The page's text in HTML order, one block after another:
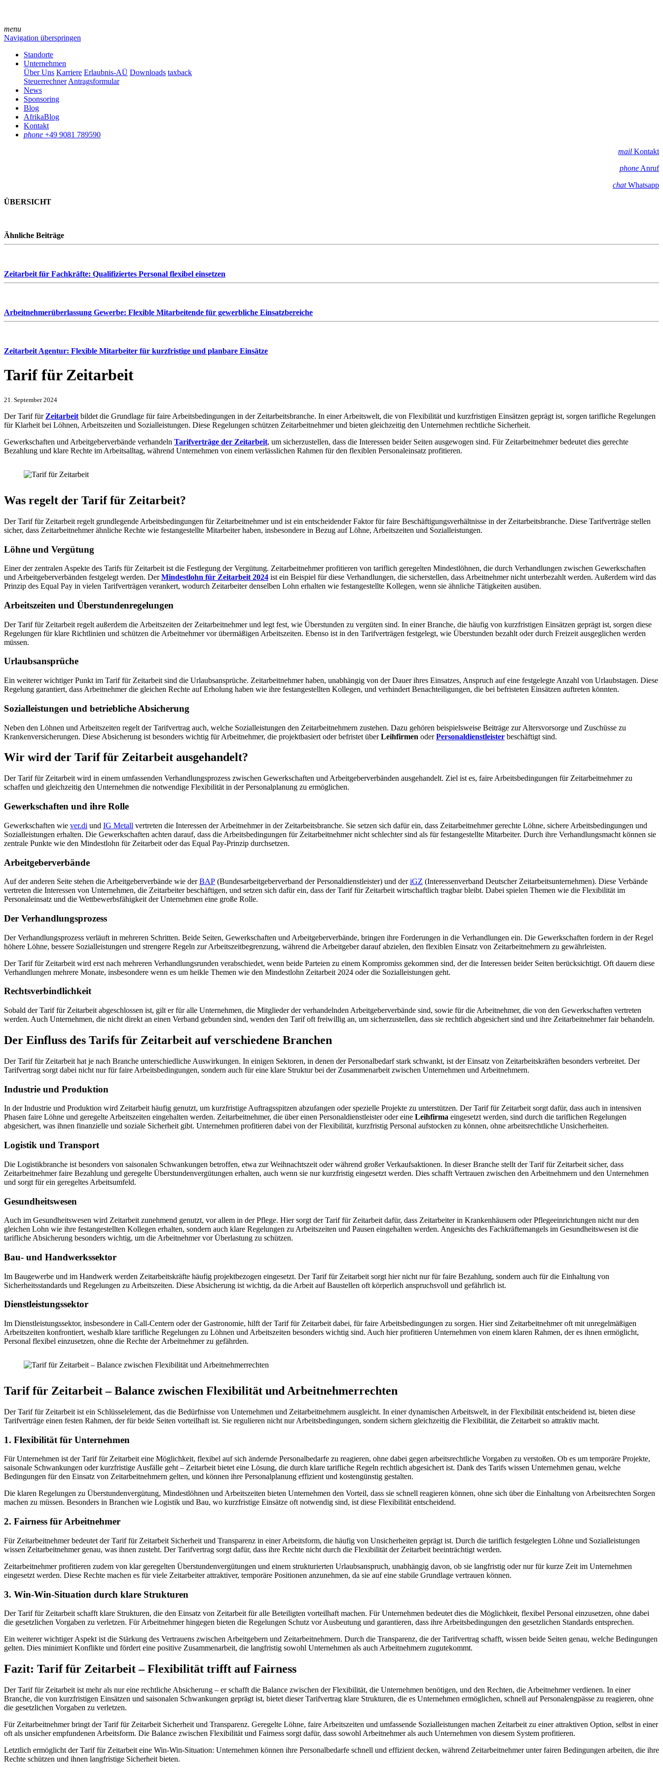
menu
Navigation überspringen
Standorte
Unternehmen
Über Uns Karriere Erlaubnis-AÜ Downloads taxback
Steuerrechner Antragsformular
News
Sponsoring
Blog
AfrikaBlog
Kontakt
phone +49 9081 789590
mail Kontakt
phone Anruf
chatWhatsapp
ÜBERSICHT
Ähnliche Beiträge
Zeitarbeit für Fachkräfte: Qualifiziertes Personal flexibel einsetzen
Arbeitnehmerüberlassung Gewerbe: Flexible Mitarbeitende für gewerbliche Einsatzbereiche
Zeitarbeit Agentur: Flexible Mitarbeiter für kurzfristige und planbare Einsätze
Tarif für Zeitarbeit
21. September 2024
Der Tarif für Zeitarbeit bildet die Grundlage für faire Arbeitsbedingungen in der Zeitarbeitsbranche. In einer Arbeitswelt, die von Flexibilität und kurzfristigen Einsätzen geprägt ist, sorgen tarifliche Regelungen
für Klarheit bei Löhnen, Arbeitszeiten und Sozialleistungen. Diese Regelungen schützen Zeitarbeitnehmer und bieten gleichzeitig den Unternehmen rechtliche Sicherheit.
Gewerkschaften und Arbeitgeberverbände verhandeln Tarifverträge der Zeitarbeit, um sicherzustellen, dass die Interessen beider Seiten ausgewogen sind. Für Zeitarbeitnehmer bedeutet dies gerechte
Bezahlung und klare Rechte im Arbeitsalltag, während Unternehmen von einem verlässlichen Rahmen für den flexiblen Personaleinsatz profitieren.
Was regelt der Tarif für Zeitarbeit?
Der Tarif für Zeitarbeit regelt grundlegende Arbeitsbedingungen für Zeitarbeitnehmer und ist ein entscheidender Faktor für faire Beschäftigungsverhältnisse in der Zeitarbeitsbranche. Diese Tarifverträge stellen
sicher, dass Zeitarbeitnehmer ähnliche Rechte wie festangestellte Mitarbeiter haben, insbesondere in Bezug auf Löhne, Arbeitszeiten und Sozialleistungen.
Löhne und Vergütung
Einer der zentralen Aspekte des Tarifs für Zeitarbeit ist die Festlegung der Vergütung. Zeitarbeitnehmer profitieren von tariflich geregelten Mindestlöhnen, die durch Verhandlungen zwischen Gewerkschaften
und Arbeitgeberverbänden festgelegt werden. DerMindestlohn für Zeitarbeit 2024 ist ein Beispiel für diese Verhandlungen, die sicherstellen, dass Arbeitnehmer nicht unterbezahlt werden. Außerdem wird das
Prinzip des Equal Pay in vielen Tarifverträgen verankert, wodurch Zeitarbeiter denselben Lohn erhalten wie festangestellte Kollegen, wenn sie ähnliche Tätigkeiten ausüben.
Arbeitszeiten und Überstundenregelungen
Der Tarif für Zeitarbeit regelt außerdem die Arbeitszeiten der Zeitarbeitnehmer und legt fest, wie Überstunden zu vergüten sind. In einer Branche, die häufig von kurzfristigen Einsätzen geprägt ist, sorgen diese
Regelungen für klare Richtlinien und schützen die Arbeitnehmer vor übermäßigen Arbeitszeiten. Ebenso ist in den Tarifverträgen festgelegt, wie Überstunden bezahlt oder durch Freizeit ausgeglichen werden
müssen.
Urlaubsansprüche
Ein weiterer wichtiger Punkt im Tarif für Zeitarbeit sind die Urlaubsansprüche. Zeitarbeitnehmer haben, unabhängig von der Dauer ihres Einsatzes, Anspruch auf eine festgelegte Anzahl von Urlaubstagen. Diese
Regelung garantiert, dass Arbeitnehmer die gleichen Rechte auf Erholung haben wie ihre festangestellten Kollegen, und verhindert Benachteiligungen, die bei befristeten Einsätzen auftreten könnten.
Sozialleistungen und betriebliche Absicherung
Neben den Löhnen und Arbeitszeiten regelt der Tarifvertrag auch, welche Sozialleistungen den Zeitarbeitnehmern zustehen. Dazu gehören beispielsweise Beiträge zur Altersvorsorge und Zuschüsse zu
Krankenversicherungen. Diese Absicherung ist besonders wichtig für Arbeitnehmer, die projektbasiert oder befristet überLeihfirmen oderPersonaldienstleister beschäftigt sind.
Wir wird der Tarif für Zeitarbeit ausgehandelt?
Der Tarif für Zeitarbeit wird in einem umfassenden Verhandlungsprozess zwischen Gewerkschaften und Arbeitgeberverbänden ausgehandelt. Ziel ist es, faire Arbeitsbedingungen für Zeitarbeitnehmer zu
schaffen und gleichzeitig den Unternehmen die notwendige Flexibilität in der Personalplanung zu ermöglichen.
Gewerkschaften und ihre Rolle
Gewerkschaften wie ver.di und IG Metall vertreten die Interessen der Arbeitnehmer in der Zeitarbeitsbranche. Sie setzen sich dafür ein, dass Zeitarbeitnehmer gerechte Löhne, sichere Arbeitsbedingungen und
Sozialleistungen erhalten. Die Gewerkschaften achten darauf, dass die Arbeitsbedingungen für Zeitarbeitnehmer nicht schlechter sind als für festangestellte Mitarbeiter. Durch ihre Verhandlungsmacht können sie
zentrale Punkte wie den Mindestlohn für Zeitarbeit oder das Equal Pay-Prinzip durchsetzen.
Arbeitgeberverbände
Auf der anderen Seite stehen die Arbeitgeberverbände wie derBAP (Bundesarbeitgeberverband der Personaldienstleister) und deriGZ (Interessenverband Deutscher Zeitarbeitsunternehmen). Diese Verbände
vertreten die Interessen von Unternehmen, die Zeitarbeiter beschäftigen, und setzen sich dafür ein, dass der Tarif für Zeitarbeit wirtschaftlich tragbar bleibt. Dabei spielen Themen wie die Flexibilität im
Personaleinsatz und die Wettbewerbsfähigkeit der Unternehmen eine große Rolle.
Der Verhandlungsprozess
Der Verhandlungsprozess verläuft in mehreren Schritten. Beide Seiten, Gewerkschaften und Arbeitgeberverbände, bringen ihre Forderungen in die Verhandlungen ein. Die Gewerkschaften fordern in der Regel
höhere Löhne, bessere Sozialleistungen und strengere Regeln zur Arbeitszeitbegrenzung, während die Arbeitgeber darauf abzielen, den flexiblen Einsatz von Zeitarbeitnehmern zu gewährleisten.
Der Tarif für Zeitarbeit wird erst nach mehreren Verhandlungsrunden verabschiedet, wenn beide Parteien zu einem Kompromiss gekommen sind, der die Interessen beider Seiten berücksichtigt. Oft dauern diese
Verhandlungen mehrere Monate, insbesondere wenn es um heikle Themen wie den Mindestlohn Zeitarbeit 2024 oder die Sozialleistungen geht.
Rechtsverbindlichkeit
Sobald der Tarif für Zeitarbeit abgeschlossen ist, gilt er für alle Unternehmen, die Mitglieder der verhandelnden Arbeitgeberverbände sind, sowie für die Arbeitnehmer, die von den Gewerkschaften vertreten
werden. Auch Unternehmen, die nicht direkt an einen Verband gebunden sind, wenden den Tarif oft freiwillig an, um sicherzustellen, dass sie rechtlich abgesichert sind und ihre Zeitarbeitnehmer fair behandeln.
Der Einfluss des Tarifs für Zeitarbeit auf verschiedene Branchen
Der Tarif für Zeitarbeit hat je nach Branche unterschiedliche Auswirkungen. In einigen Sektoren, in denen der Personalbedarf stark schwankt, ist der Einsatz von Zeitarbeitskräften besonders verbreitet. Der
Tarifvertrag sorgt dabei nicht nur für faire Arbeitsbedingungen, sondern auch für eine klare Struktur bei der Zusammenarbeit zwischen Unternehmen und Arbeitnehmern.
Industrie und Produktion
In der Industrie und Produktion wird Zeitarbeit häufig genutzt, um kurzfristige Auftragsspitzen abzufangen oder spezielle Projekte zu unterstützen. Der Tarif für Zeitarbeit sorgt dafür, dass auch in intensiven
Phasen faire Löhne und geregelte Arbeitszeiten eingehalten werden. Zeitarbeitnehmer, die über einen Personaldienstleister oder eine Leihfirma eingesetzt werden, sind durch die tariflichen Regelungen
abgesichert, was ihnen finanzielle und soziale Sicherheit gibt. Unternehmen profitieren dabei von der Flexibilität, kurzfristig Personal aufstocken zu können, ohne arbeitsrechtliche Unsicherheiten.
Logistik und Transport
Die Logistikbranche ist besonders von saisonalen Schwankungen betroffen, etwa zur Weihnachtszeit oder während großer Verkaufsaktionen. In dieser Branche stellt der Tarif für Zeitarbeit sicher, dass
Zeitarbeitnehmer faire Bezahlung und geregelte Überstundenvergütungen erhalten, auch wenn sie nur kurzfristig eingesetzt werden. Dies schafft Vertrauen zwischen den Arbeitnehmern und den Unternehmen
und sorgt für ein geregeltes Arbeitsumfeld.
Gesundheitswesen
Auch im Gesundheitswesen wird Zeitarbeit zunehmend genutzt, vor allem in der Pflege. Hier sorgt der Tarif für Zeitarbeit dafür, dass Zeitarbeiter in Krankenhäusern oder Pflegeeinrichtungen nicht nur den
gleichen Lohn wie ihre festangestellten Kollegen erhalten, sondern auch klare Regelungen zu Arbeitszeiten und Pausen eingehalten werden. Angesichts des Fachkräftemangels im Gesundheitswesen ist die
tarifliche Absicherung besonders wichtig, um die Arbeitnehmer vor Überlastung zu schützen.
Bau- und Handwerkssektor
Im Baugewerbe und im Handwerk werden Zeitarbeitskräfte häufig projektbezogen eingesetzt. Der Tarif für Zeitarbeit sorgt hier nicht nur für faire Bezahlung, sondern auch für die Einhaltung von
Sicherheitsstandards und Regelungen zu Arbeitszeiten. Diese Absicherung ist wichtig, da die Arbeit auf Baustellen oft körperlich anspruchsvoll und gefährlich ist.
Dienstleistungssektor
Im Dienstleistungssektor, insbesondere in Call-Centern oder der Gastronomie, hilft der Tarif für Zeitarbeit dabei, für faire Arbeitsbedingungen zu sorgen. Hier sind Zeitarbeitnehmer oft mit unregelmäßigen
Arbeitszeiten konfrontiert, weshalb klare tarifliche Regelungen zu Löhnen und Arbeitszeiten besonders wichtig sind. Auch hier profitieren Unternehmen von einem klaren Rahmen, der es ihnen ermöglicht,
Personal flexibel einzusetzen, ohne die Rechte der Arbeitnehmer zu gefährden.
Tarif für Zeitarbeit – Balance zwischen Flexibilität und Arbeitnehmerrechten
Der Tarif für Zeitarbeit ist ein Schlüsselelement, das die Bedürfnisse von Unternehmen und Zeitarbeitnehmern ausgleicht. In einer dynamischen Arbeitswelt, in der Flexibilität entscheidend ist, bieten diese
Tarifverträge einen festen Rahmen, der für beide Seiten vorteilhaft ist. Sie regulieren nicht nur Arbeitsbedingungen, sondern sichern gleichzeitig die Flexibilität, die Zeitarbeit so attraktiv macht.
1. Flexibilität für Unternehmen
Für Unternehmen ist der Tarif für Zeitarbeit eine Möglichkeit, flexibel auf sich ändernde Personalbedarfe zu reagieren, ohne dabei gegen arbeitsrechtliche Vorgaben zu verstoßen. Ob es um temporäre Projekte,
saisonale Schwankungen oder kurzfristige Ausfälle geht – Zeitarbeit bietet eine Lösung, die durch klare tarifliche Regeln rechtlich abgesichert ist. Dank des Tarifs wissen Unternehmen genau, welche
Bedingungen für den Einsatz von Zeitarbeitnehmern gelten, und können ihre Personalplanung effizient und kostengünstig gestalten.
Die klaren Regelungen zu Überstundenvergütung, Mindestlöhnen und Arbeitszeiten bieten Unternehmen den Vorteil, dass sie schnell reagieren können, ohne sich über die Einhaltung von Arbeitsrechten Sorgen
machen zu müssen. Besonders in Branchen wie Logistik und Bau, wo kurzfristige Einsätze oft notwendig sind, ist diese Flexibilität entscheidend.
2. Fairness für Arbeitnehmer
Für Zeitarbeitnehmer bedeutet der Tarif für Zeitarbeit Sicherheit und Transparenz in einer Arbeitsform, die häufig von Unsicherheiten geprägt ist. Durch die tariflich festgelegten Löhne und Sozialleistungen
wissen Zeitarbeitnehmer genau, was ihnen zusteht. Der Tarifvertrag sorgt dafür, dass ihre Rechte nicht durch die Flexibilität der Zeitarbeit beeinträchtigt werden.
Zeitarbeitnehmer profitieren zudem von klar geregelten Überstundenvergütungen und einem strukturierten Urlaubsanspruch, unabhängig davon, ob sie langfristig oder nur für kurze Zeit im Unternehmen
eingesetzt werden. Diese Rechte machen es für viele Zeitarbeiter attraktiver, temporäre Positionen anzunehmen, da sie auf eine stabile Grundlage vertrauen können.
3. Win-Win-Situation durch klare Strukturen
Der Tarif für Zeitarbeit schafft klare Strukturen, die den Einsatz von Zeitarbeit für alle Beteiligten vorteilhaft machen. Für Unternehmen bedeutet dies die Möglichkeit, flexibel Personal einzusetzen, ohne dabei
die gesetzlichen Vorgaben zu verletzen. Für Arbeitnehmer hingegen bieten die Regelungen Schutz vor Ausbeutung und garantieren, dass ihre Arbeitsbedingungen den gesetzlichen Standards entsprechen.
Ein weiterer wichtiger Aspekt ist die Stärkung des Vertrauens zwischen Arbeitgebern und Zeitarbeitnehmern. Durch die Transparenz, die der Tarifvertrag schafft, wissen beide Seiten genau, welche Bedingungen
gelten. Dies minimiert Konflikte und fördert eine positive Zusammenarbeit, die langfristig sowohl Unternehmen als auch Arbeitnehmern zugutekommt.
Fazit: Tarif für Zeitarbeit – Flexibilität trifft auf Fairness
Der Tarif für Zeitarbeit ist mehr als nur eine rechtliche Absicherung – er schafft die Balance zwischen der Flexibilität, die Unternehmen benötigen, und den Rechten, die Arbeitnehmer verdienen. In einer
Branche, die von kurzfristigen Einsätzen und saisonalen Schwankungen geprägt ist, bietet dieser Tarifvertrag klare Strukturen, die es Unternehmen ermöglichen, schnell auf Personalengpässe zu reagieren, ohne
die gesetzlichen Vorgaben zu verletzen.
Für Zeitarbeitnehmer bringt der Tarif für Zeitarbeit Sicherheit und Transparenz. Geregelte Löhne, faire Arbeitszeiten und umfassende Sozialleistungen machen Zeitarbeit zu einer attraktiven Option, selbst in einer
oft als unsicher empfundenen Arbeitsform. Die Balance zwischen Flexibilität und Fairness sorgt dafür, dass sowohl Arbeitnehmer als auch Unternehmen von diesem System profitieren.
Letztlich ermöglicht der Tarif für Zeitarbeit eine Win-Win-Situation: Unternehmen können ihre Personalbedarfe schnell und effizient decken, während Zeitarbeitnehmer unter fairen Bedingungen arbeiten, die ihre
Rechte schützen und ihnen langfristige Sicherheit bieten.